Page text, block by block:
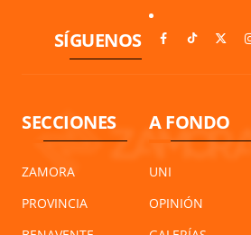
SÍGUENOS
SECCIONES
ZAMORA
PROVINCIA
A FONDO
UNI
OPINIÓN